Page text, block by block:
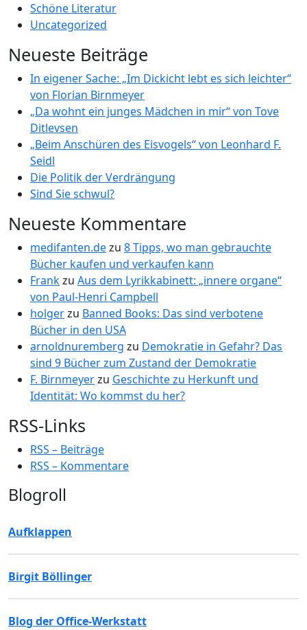
Schöne Literatur
Uncategorized
Neueste Beiträge
In eigener Sache: „Im Dickicht lebt es sich leichter“
von Florian Birnmeyer
„Da wohnt ein junges Mädchen in mir“ von Tove
Ditlevsen
„Beim Anschüren des Eisvogels“ von Leonhard F.
Seidl
Die Politik der Verdrängung
Sind Sie schwul?
Neueste Kommentare
medifanten.dezu 8 Tipps, wo man gebrauchte
Bücher kaufen und verkaufen kann
Frankzu Aus dem Lyrikkabinett: „innere organe“
von Paul-Henri Campbell
holgerzu Banned Books: Das sind verbotene
Bücher in den USA
arnoldnuremberg zu Demokratie in Gefahr? Das
sind 9 Bücher zum Zustand der Demokratie
F. Birnmeyerzu Geschichte zu Herkunft und
Identität: Wo kommst du her?
RSS-Links
RSS – Beiträge
RSS – Kommentare
Blogroll
Aufklappen
Birgit Böllinger
Blog der Office-Werkstatt